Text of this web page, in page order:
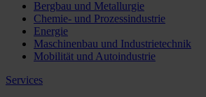
Bergbau und Metallurgie
Chemie- und Prozessindustrie
Energie
Maschinenbau und Industrietechnik
Mobilität und Autoindustrie
Services